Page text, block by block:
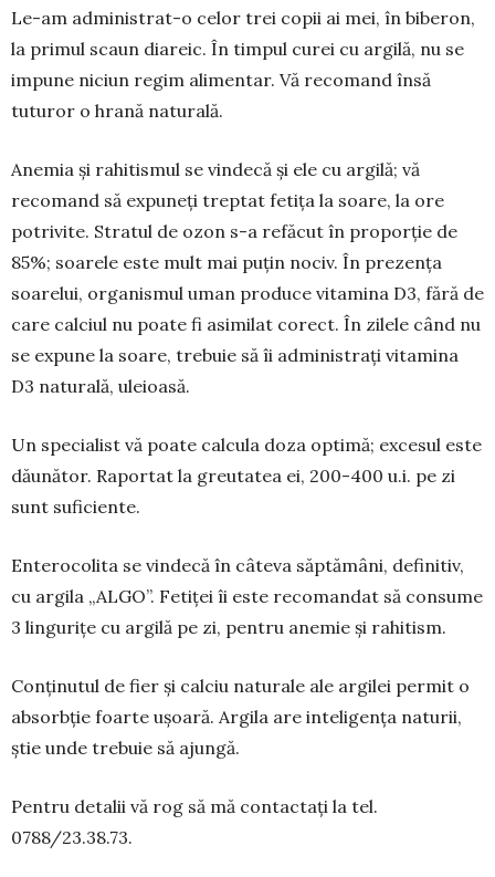
Le-am administrat-o celor trei copii ai mei, în biberon,
la primul scaun diareic. În timpul curei cu argilă, nu se
impune niciun regim alimentar. Vă recomand însă
tuturor o hrană naturală.
Anemia și rahitismul se vindecă și ele cu argilă; vă
recomand să expuneți treptat fetița la soare, la ore
potrivite. Stratul de ozon s-a refăcut în proporție de
85%; soarele este mult mai puțin nociv. În prezența
soarelui, organismul uman pro­duce vitamina D3, fără de
care calciul nu poate fi asimilat corect. În zilele când nu
se expune la soa­re, trebuie să îi ad­ministrați vitamina
D3 naturală, uleioa­să.
Un specialist vă poate calcula doza optimă; excesul este
dăunător. Raportat la greutatea ei, 200-400 u.i. pe zi
sunt sufi­ciente.
Enterocolita se vindecă în câteva săptămâni, definitiv,
cu argila „ALGO”. Fetiței îi este recomandat să consume
3 lingurițe cu argilă pe zi, pentru anemie și rahitism.
Conținutul de fier și calciu naturale ale argilei permit o
absorbție foarte ușoară. Argila are inte­ligența naturii,
știe unde trebuie să ajungă.
Pentru detalii vă rog să mă contactați la tel.
0788/23.38.73.